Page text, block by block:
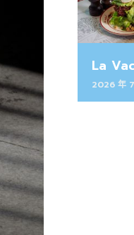
La
2026 年